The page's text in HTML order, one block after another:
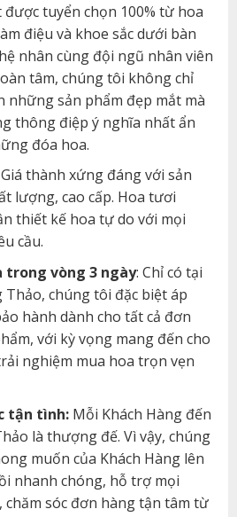
tuyển chọn 100% từ hoa
điệu và khoe sắc dưới bàn
nhân cùng đội ngũ nhân viên
tâm, chúng tôi không chỉ
những sản phẩm đẹp mắt mà
thông điệp ý nghĩa nhất ẩn
đóa hoa.
thành xứng đáng với sản
lượng, cao cấp. Hoa tươi
thiết kế hoa tự do với mọi
cầu.
trong vòng 3 ngày: Chỉ có tại
chúng tôi đặc biệt áp
hành dành cho tất cả đơn
với kỳ vọng mang đến cho
nghiệm mua hoa trọn vẹn
tận tình:Mỗi Khách Hàng đến
là thượng đế. Vì vậy, chúng
muốn của Khách Hàng lên
nhanh chóng, hỗ trợ mọi
sóc đơn hàng tận tâm từ